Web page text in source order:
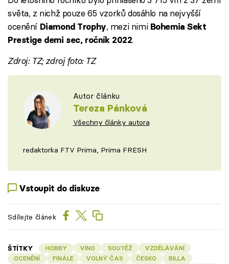
světa, z nichž pouze 65 vzorků dosáhlo na nejvyšší
ocenění Diamond Trophy, mezi nimi Bohemia Sekt
Prestige demi sec, ročník 2022.
Zdroj: TZ; zdroj foto: TZ
Autor článku
Tereza Pánková
Všechny články autora
redaktorka FTV Prima, Prima FRESH
Vstoupit do diskuze
Sdílejte článek
ŠTÍTKY HOBBY VÍNO SOUTĚŽ
VZDĚLÁVÁNÍ
OCENĚNÍ
FINÁLE VOLNÝ ČAS ČESKO
BILLA